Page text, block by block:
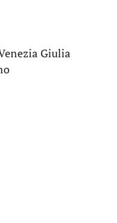
Giulia